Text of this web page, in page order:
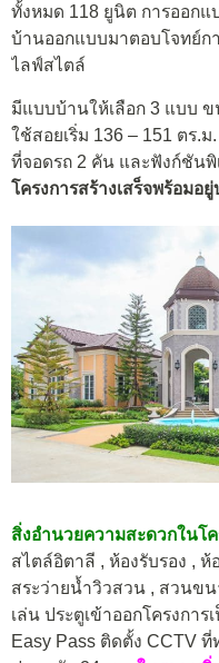
ทั้งหมด 118 ยูนิต การออก
บ้านออกแบบมาตอบโจทย์ก
ไลฟ์สไตล์
มีแบบบ้านให้เลือก 3 แบบ
ใช้สอยเริ่ม 136 – 151 ตร.
ที่จอดรถ 2 คัน และฟังก์ชัน
โครงการสร้างเสร็จพร้อมอ
สิ่งอำนวยความสะดวกในโ
สไตล์อิตาลี , ห้องรับรอง ,
สระว่ายน้ำวิวสวน , สวนข
เล่น ประตูเข้าออกโครงกา
Easy Pass ติดตั้ง CCTV